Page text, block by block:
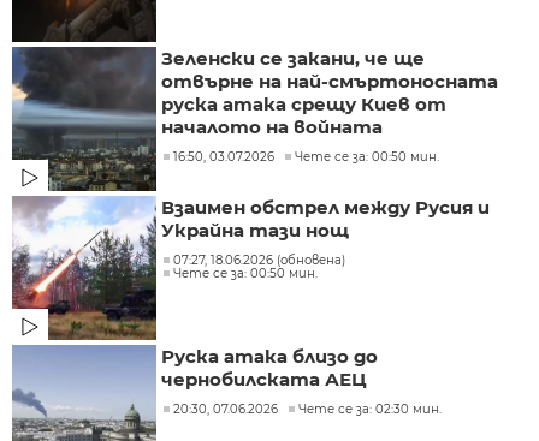
Зеленски се закани, че ще
отвърне на най-смъртоносната
руска атака срещу Киев от
началото на войната
16:50, 03.07.2026 Чете се за: 00:50 мин.
Взаимен обстрел между Русия и
Украйна тази нощ
07:27, 18.06.2026 (обновена)
Чете се за: 00:50 мин.
Руска атака близо до
чернобилската АЕЦ
20:30, 07.06.2026 Чете се за: 02:30 мин.